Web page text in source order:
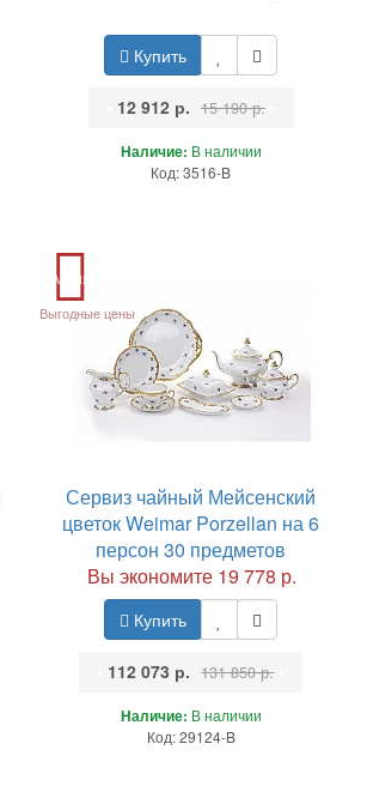
Купить
12 912 р. 15 190 р.
Наличие: В наличии
Код: 3516-B
Акция
Выгодные цены
Сервиз чайный Мейсенский
цветок Weimar Porzellan на 6
персон 30 предметов
Вы экономите 19 778 р.
Купить
112 073 р. 131 850 р.
Наличие: В наличии
Код: 29124-B